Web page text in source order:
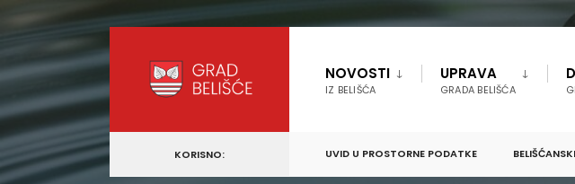
content
NOVOSTI
IZ BELIŠĆA
UPRAVA
GRADA BELIŠĆA
KORISNO: UVID U PROSTORNE PODATKE